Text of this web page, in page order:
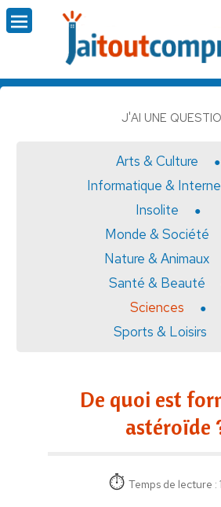
J'AI UNE
Arts & Culture
Informatique &
Insolite
Monde & Société
Nature & Animaux
Santé & Beauté
Sciences
Sports & Loisirs
De quoi est
astéroïde
Temps de lecture :